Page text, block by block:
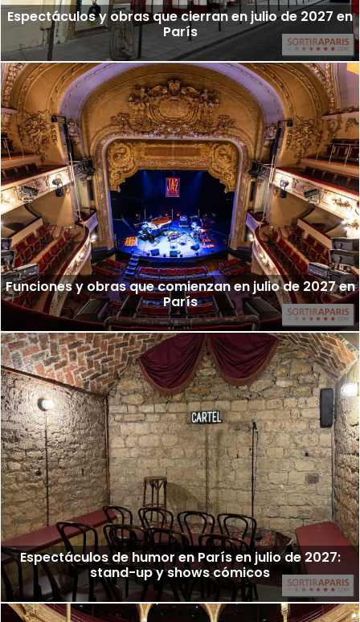
Espectáculos y obras que cierran en julio de 2027 en
París
Funciones y obras que comienzan en julio de 2027 en
París
Espectáculos de humor en París en julio de 2027:
stand-up y shows cómicos